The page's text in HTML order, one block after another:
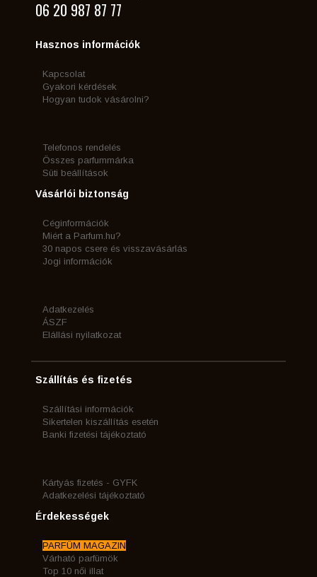
06 20 987 87 77
Hasznos információk
Kapcsolat
Gyakori kérdések
Hogyan tudok vásárolni?
Telefonos rendelés
Összes parfummárka
Süti beállítások
Vásárlói biztonság
Céginformációk
Miért a Parfum.hu?
30 napos csere és visszavásárlás
Jogi információk
Adatkezelés
ÁSZF
Elállási nyilatkozat
Szállítás és fizetés
Szállítási információk
Sikertelen kiszállítás esetén
Banki fizetési tájékoztató
Kártyás fizetés - GYFK
Adatkezelési tájékoztató
Érdekességek
PARFÜM MAGAZIN
Várható parfümök
Top 10 női illat